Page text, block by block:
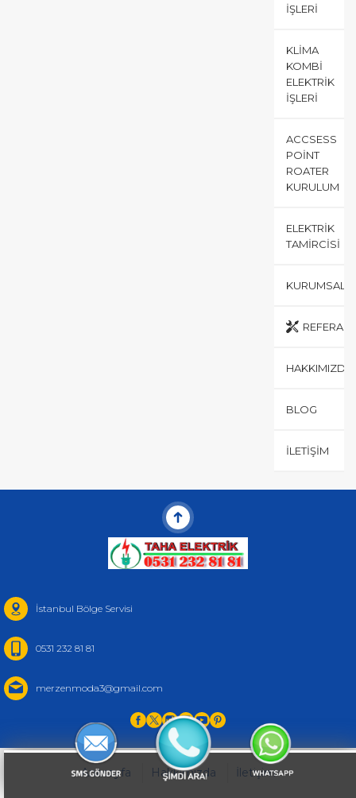
İŞLERI
KLIMA
KOMBI
ELEKTRIK
İŞLERI
ACCSESS
POINT
ROATER
KURULUM
ELEKTRIK
TAMIRCISI
KURUMSAL
HAKKIMIZDA
BLOG
İLETIŞIM
İstanbul Bölge Servisi
0531 232 81 81
merzenmoda3@gmail.com
Anasayfa Hakkımızda İletişim